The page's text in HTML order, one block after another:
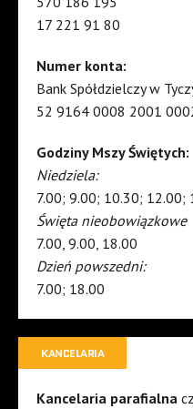
17 221 91 80
Numer konta:
Bank Spółdzielczy w
52 9164 0008 2001
Godziny Mszy Świętych:
Niedziela:
7.00; 9.00; 10.30; 12.00;
Święta nieobowiązkowe
7.00, 9.00, 18.00
Dzień powszedni:
7.00; 18.00
KANCELARIA
Kancelaria parafialna